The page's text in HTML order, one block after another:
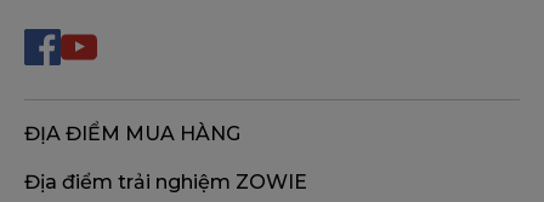
ĐỊA ĐIỂM MUA HÀNG
Địa điểm trải nghiệm ZOWIE